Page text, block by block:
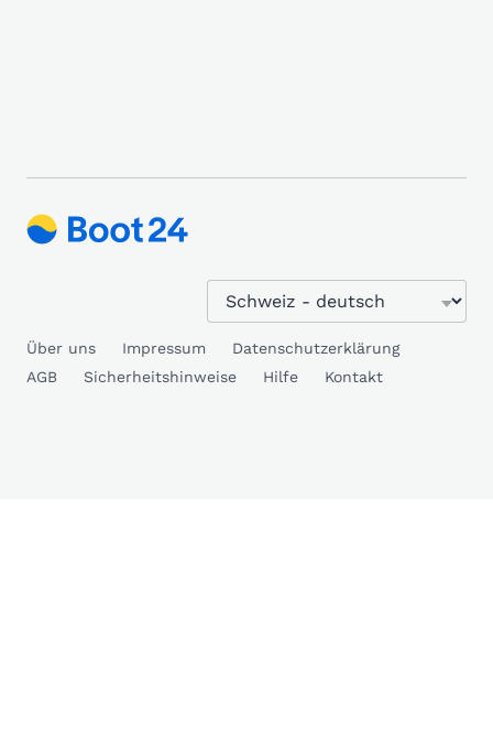
Über uns Impressum
Datenschutzerklärung
AGB
Sicherheitshinweise Hilfe Kontakt